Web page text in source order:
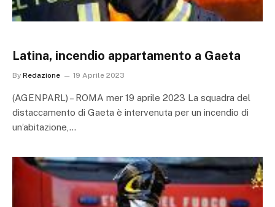
Latina, incendio appartamento a Gaeta
By Redazione 19 Aprile 2023
(AGENPARL) – ROMA mer 19 aprile 2023 La squadra del
distaccamento di Gaeta è intervenuta per un incendio di
un’abitazione,…